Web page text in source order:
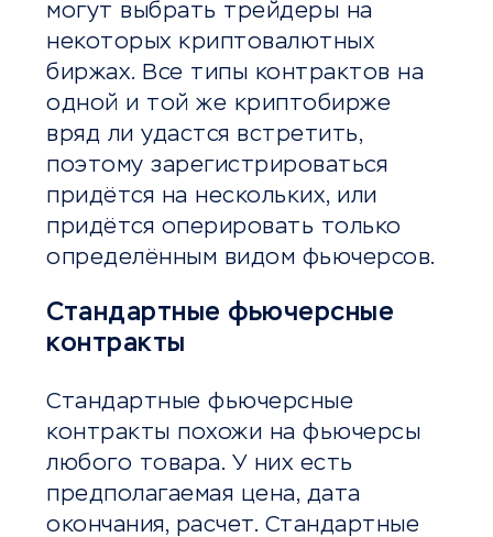
могут выбрать трейдеры на
некоторых криптовалютных
биржах. Все типы контрактов на
одной и той же криптобирже
вряд ли удастся встретить,
поэтому зарегистрироваться
придётся на нескольких, или
придётся оперировать только
определённым видом фьючерсов.
Стандартные фьючерсные
контракты
Стандартные фьючерсные
контракты похожи на фьючерсы
любого товара. У них есть
предполагаемая цена, дата
окончания, расчет. Стандартные